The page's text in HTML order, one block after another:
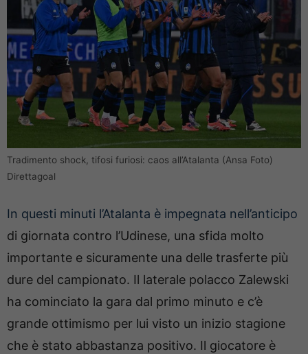
Tradimento shock, tifosi furiosi: caos all’Atalanta (Ansa Foto)
Direttagoal
In questi minuti l’Atalanta è impegnata nell’anticipo
di giornata contro l’Udinese, una sfida molto
importante e sicuramente una delle trasferte più
dure del campionato. Il laterale polacco Zalewski
ha cominciato la gara dal primo minuto e c’è
grande ottimismo per lui visto un inizio stagione
che è stato abbastanza positivo. Il giocatore è